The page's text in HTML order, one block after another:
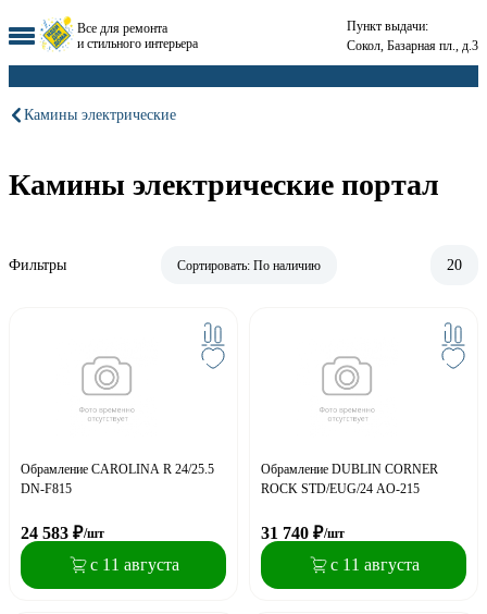
Все для ремонта
и стильного интерьера
Пункт выдачи:
Сокол, Базарная пл., д.3
Камины электрические
Камины электрические портал
Фильтры Сортировать: По наличию 20
Обрамление CAROLINA R 24/25.5
DN-F815
24 583 ₽/шт
с 11 августа
Обрамление DUBLIN CORNER
ROCK STD/EUG/24 AO-215
31 740 ₽/шт
с 11 августа